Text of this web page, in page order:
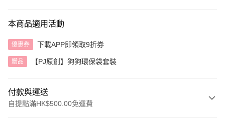
本商品適用活動
優惠券 下載APP即領取9折券
贈品 【PJ原創】狗狗環保袋套裝
付款與運送
自提點滿HK$500.00免運費